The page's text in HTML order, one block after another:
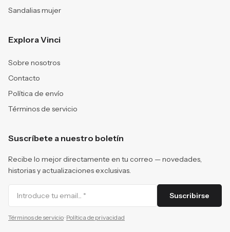
Sandalias mujer
Explora Vinci
Sobre nosotros
Contacto
Política de envío
Términos de servicio
Suscríbete a nuestro boletín
Recibe lo mejor directamente en tu correo — novedades,
historias y actualizaciones exclusivas.
Suscribirse
Términos de servicio· Política de privacidad